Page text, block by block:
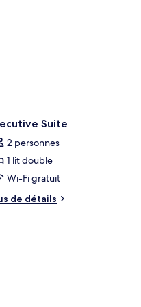
Suite
2 personnes
1 lit double
Wi-Fi gratuit
de détails